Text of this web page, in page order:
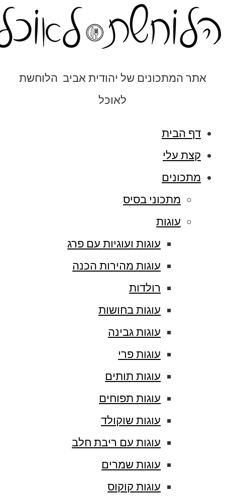
אתר המתכונים של יהודית אביב הלוחשת
לאוכל
דף הבית
קצת עלי
מתכונים
מתכוני בסיס
עוגות
עוגות ועוגיות עם פרג
עוגות מהירות הכנה
רולדות
עוגות בחושות
עוגות גבינה
עוגות פרי
עוגות תותים
עוגות תפוחים
עוגות שוקולד
עוגות עם ריבת חלב
עוגות שמרים
עוגות קוקוס